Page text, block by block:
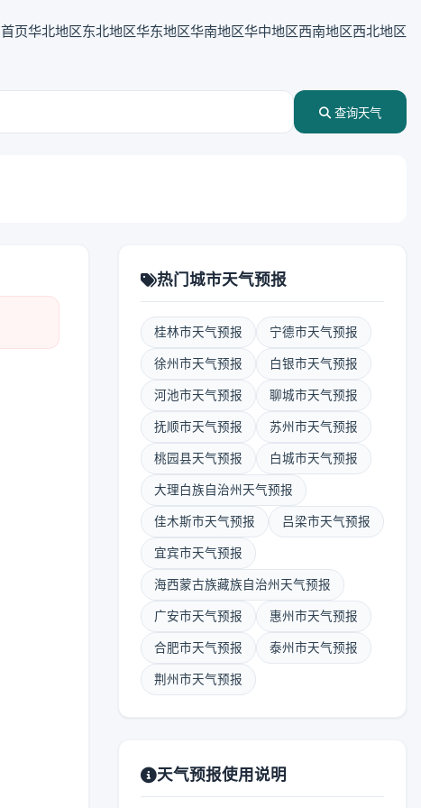
首页华北地区东北地区华东地区华南地区华中地区西南地区西北地区
查询天气
热门城市天气预报
桂林市天气预报 宁德市天气预报
徐州市天气预报 白银市天气预报
河池市天气预报 聊城市天气预报
抚顺市天气预报 苏州市天气预报
桃园县天气预报 白城市天气预报
大理白族自治州天气预报
佳木斯市天气预报 吕梁市天气预报
宜宾市天气预报
海西蒙古族藏族自治州天气预报
广安市天气预报 惠州市天气预报
合肥市天气预报 泰州市天气预报
荆州市天气预报
天气预报使用说明